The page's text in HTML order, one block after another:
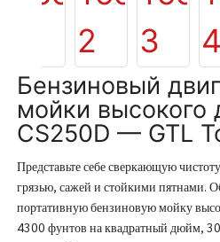
Бензиновый
мойки высокого
CS250D — GTL
Представьте себе сверкающую
грязью, сажей и стойкими пятнами.
портативную бензиновую мойку
4300 фунтов на квадратный дюйм,